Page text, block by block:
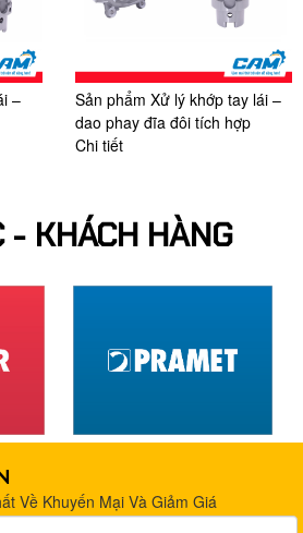
–
Sản phẩm Xử lý khớp tay lái –
dao phay đĩa đôi tích hợp
Chi tiết
- KHÁCH HÀNG
Về Khuyến Mại Và Giảm Giá